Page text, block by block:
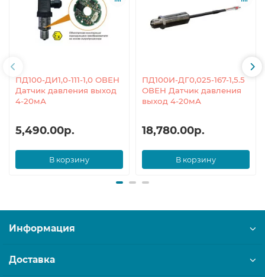
ПД100-ДИ1,0-111-1,0 ОВЕН
Датчик давления выход
4-20мА
5,490.00р.
В корзину
ПД100И-ДГ0,025-167-1,5.5
ОВЕН Датчик давления
выход 4-20мА
18,780.00р.
В корзину
Информация
Доставка